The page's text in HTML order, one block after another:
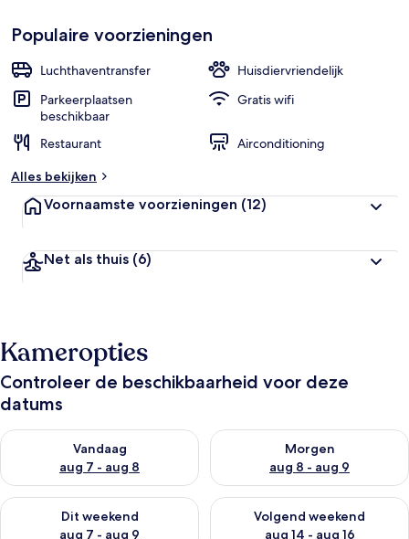
Populaire voorzieningen
Luchthaventransfer
Huisdiervriendelijk
Parkeerplaatsen
beschikbaar
Gratis wifi
Restaurant
Airconditioning
Alles bekijken
Voornaamste voorzieningen (12)
Net als thuis (6)
Kameropties
Controleer de beschikbaarheid voor deze
datums
Vandaag
aug 7 - aug 8
De beschikbaarheid controleren voor vanavond aug 7 - aug 8
Morgen
aug 8 - aug 9
De beschikbaarheid
Dit weekend
aug 7 - aug 9
De beschikbaarheid controleren voor dit weekend aug 7 -
Volgend weekend
aug 14 - aug 16
De beschikbaarheid